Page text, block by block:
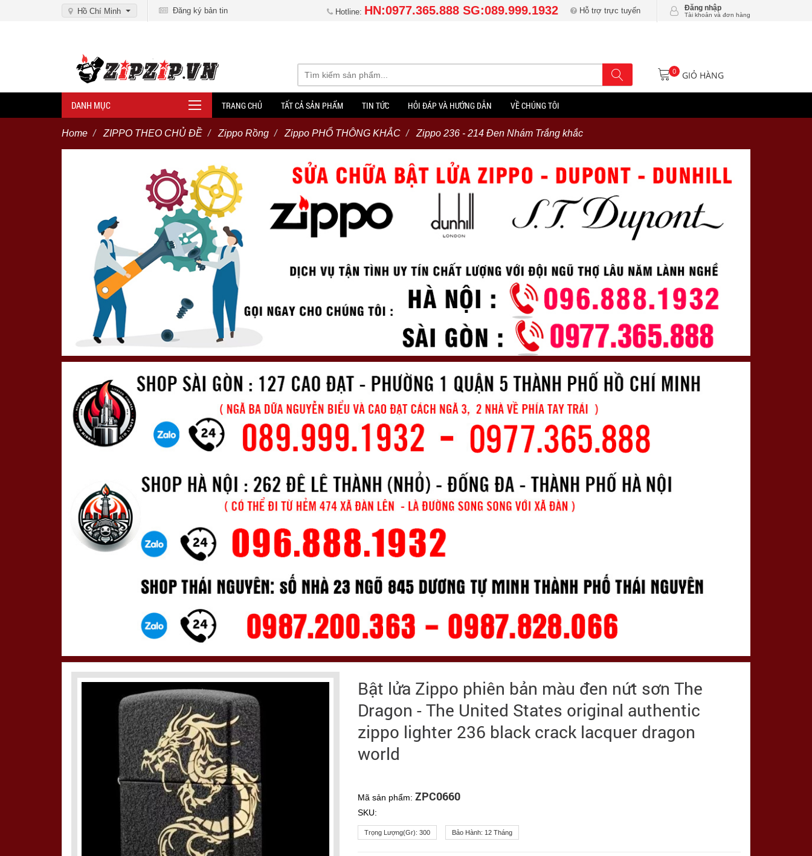
Hồ Chí Minh Đăng ký bản tin Hotline: HN:0977.365.888 SG:089.999.1932 Hỗ trợ trực tuyến Đăng nhập
Tài khoản và đơn hàng
0 GIỎ HÀNG
DANH MỤC TRANG CHỦ TẤT CẢ SẢN PHẨM TIN TỨC HỎI ĐÁP VÀ HƯỚNG DẪN VỀ CHÚNG TÔI
Home ZIPPO THEO CHỦ ĐỀ Zippo Rồng Zippo PHỔ THÔNG KHẮC Zippo 236 - 214 Đen Nhám Trắng khắc
Bật lửa Zippo phiên bản màu đen nứt sơn The
Dragon - The United States original authentic
zippo lighter 236 black crack lacquer dragon
world
Mã sản phẩm:ZPC0660
SKU:
Trọng Lượng(gr):300 Bảo Hành: 12 Tháng